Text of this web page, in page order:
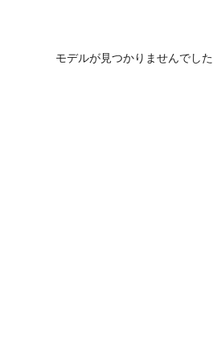
モデルが見つかりませんでした